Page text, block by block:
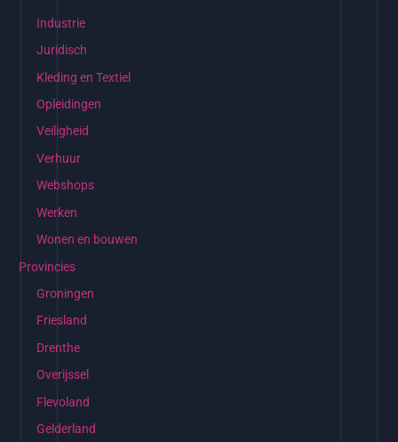
Industrie
Juridisch
Kleding en Textiel
Opleidingen
Veiligheid
Verhuur
Webshops
Werken
Wonen en bouwen
Provincies
Groningen
Friesland
Drenthe
Overijssel
Flevoland
Gelderland